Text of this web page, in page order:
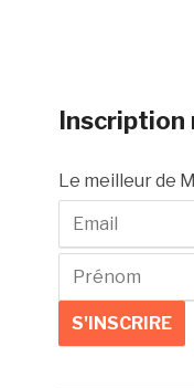
Le meilleur de